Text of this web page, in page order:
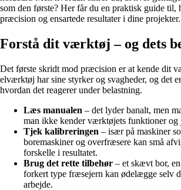
som den første? Her får du en praktisk guide til,
præcision og ensartede resultater i dine projekter.
Forstå dit værktøj – og dets
Det første skridt mod præcision er at kende dit
elværktøj har sine styrker og svagheder, og det
hvordan det reagerer under belastning.
Læs manualen – det lyder banalt, men
man ikke kender værktøjets funktioner og
Tjek kalibreringen – især på maskiner
boremaskiner og overfræsere kan små
forskelle i resultatet.
Brug det rette tilbehør – et skævt bor,
forkert type fræsejern kan ødelægge selv
arbejde.